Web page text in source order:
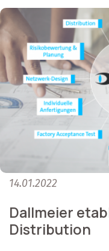
14.01.2022
Dallmeier
Distribution